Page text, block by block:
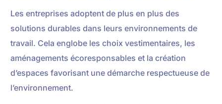
Les entreprises adoptent de plus en plus des
solutions durables dans leurs environnements de
travail. Cela englobe les choix vestimentaires, les
aménagements écoresponsables et la création
d’espaces favorisant une démarche respectueuse de
l’environnement.